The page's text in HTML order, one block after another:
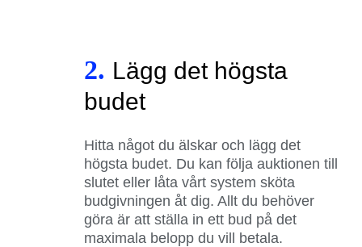
2. Lägg det högsta
budet
Hitta något du älskar och lägg det
högsta budet. Du kan följa auktionen till
slutet eller låta vårt system sköta
budgivningen åt dig. Allt du behöver
göra är att ställa in ett bud på det
maximala belopp du vill betala.